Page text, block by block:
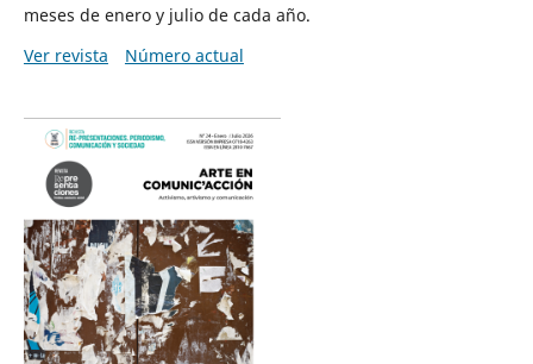
meses de enero y julio de cada año.
Ver revista
Número actual